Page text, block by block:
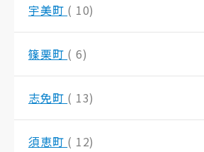
宇美町 ( 10)
篠栗町 ( 6)
志免町 ( 13)
須恵町 ( 12)